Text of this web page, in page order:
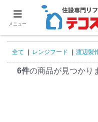
全て レンジフード 渡辺製
6件の商品が見つかり
メニュー